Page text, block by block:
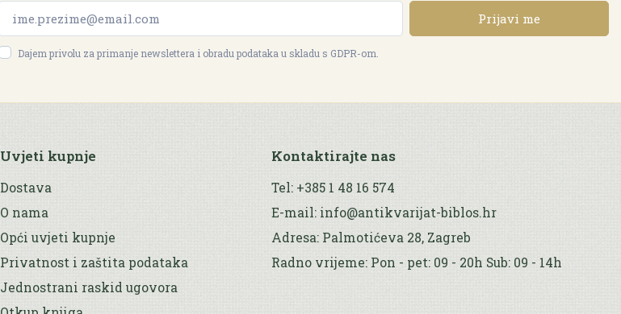
Prijavi me
Dajem privolu za primanje newslettera i obradu podataka u skladu s GDPR-om.
Uvjeti kupnje
Dostava
O nama
Opći uvjeti kupnje
Privatnost i zaštita podataka
Jednostrani raskid ugovora
Kontaktirajte nas
Tel: +385 1 48 16 574
E-mail: info@antikvarijat-biblos.hr
Adresa: Palmotićeva 28, Zagreb
Radno vrijeme: Pon - pet: 09 - 20h Sub: 09 - 14h